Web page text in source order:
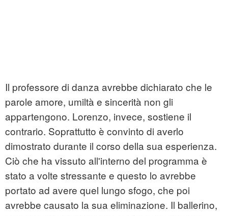
Il professore di danza avrebbe dichiarato che le
parole amore, umiltà e sincerità non gli
appartengono. Lorenzo, invece, sostiene il
contrario. Soprattutto è convinto di averlo
dimostrato durante il corso della sua esperienza.
Ciò che ha vissuto all'interno del programma è
stato a volte stressante e questo lo avrebbe
portato ad avere quel lungo sfogo, che poi
avrebbe causato la sua eliminazione. Il ballerino,